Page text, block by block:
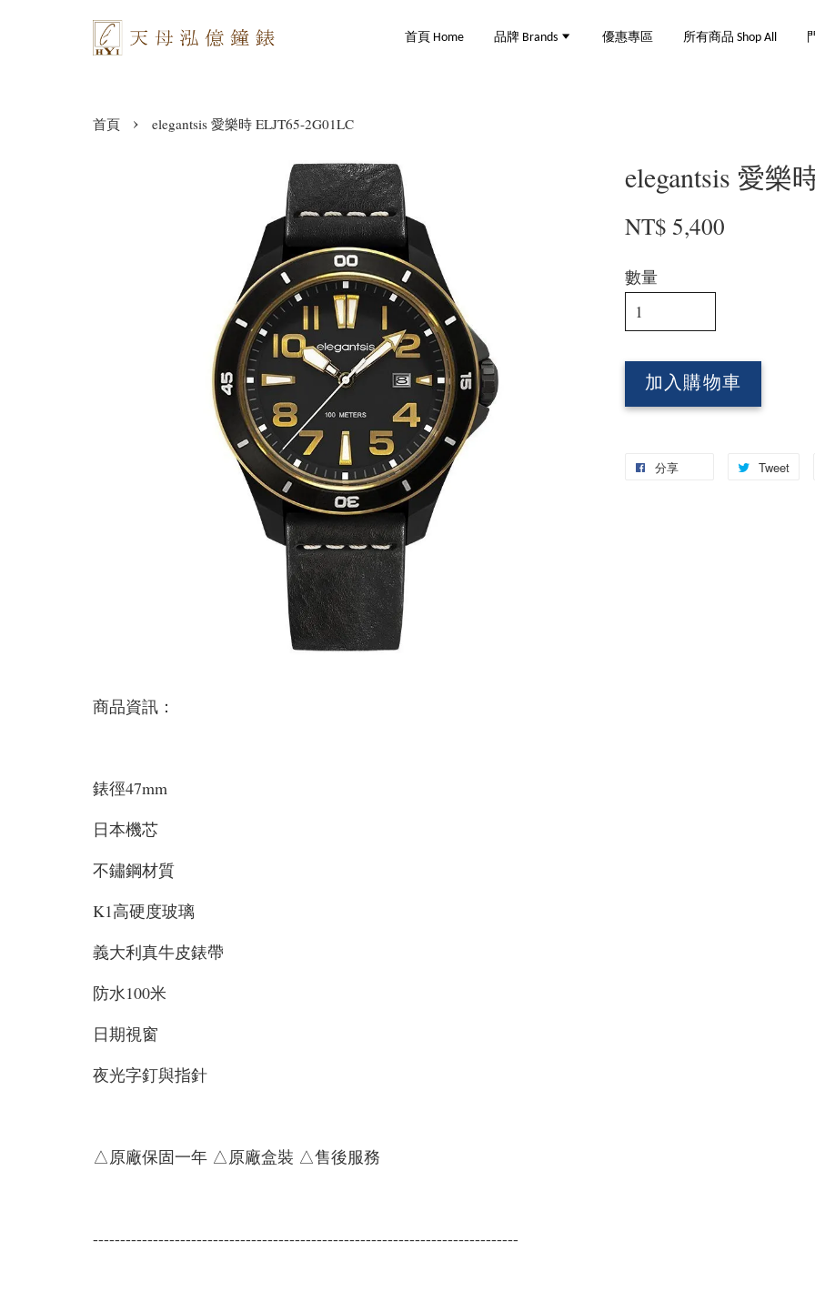
首頁 Home 品牌 Brands 優惠專區 所有商品 Shop All
首頁 › elegantsis 愛樂時 ELJT65-2G01LC
elegantsis 愛樂
NT$ 5,400
數量
加入購物車
分享 Tweet
商品資訊：
錶徑47mm
日本機芯
不鏽鋼材質
K1高硬度玻璃
義大利真牛皮錶帶
防水100米
日期視窗
夜光字釘與指針
△原廠保固一年 △原廠盒裝 △售後服務
------------------------------------------------------------------------------